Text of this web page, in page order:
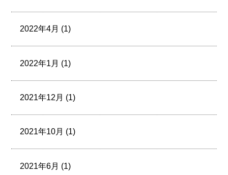
2022年4月 (1)
2022年1月 (1)
2021年12月 (1)
2021年10月 (1)
2021年6月 (1)